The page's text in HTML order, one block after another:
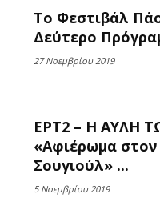
Το Φεστιβάλ
Δεύτερο
27 Νοεμβρίου 2019
ΕΡΤ2 – Η ΑΥΛΗ
«Αφιέρωμα
Σουγιούλ» ...
5 Νοεμβρίου 2019